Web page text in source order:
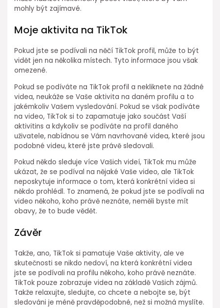
mohly být zajímavé.
Moje aktivita na TikTok
Pokud jste se podívali na něčí TikTok profil, může to být
vidět jen na několika místech. Tyto informace jsou však
omezené.
Pokud se podíváte na TikTok profil a nekliknete na žádné
videa, neukáže se Vaše aktivita na daném profilu a to
jakémkoliv Vašem vysledování. Pokud se však podíváte
na video, TikTok si to zapamatuje jako součást Vaší
aktivitins a kdykoliv se podíváte na profil daného
uživatele, nabídnou se Vám navrhované videa, které jsou
podobné videu, které jste právě sledovali.
Pokud někdo sleduje více Vašich videí, TikTok mu může
ukázat, že se podíval na nějaké Vaše video, ale TikTok
neposkytuje informace o tom, která konkrétní videa si
někdo prohlédl. To znamená, že pokud jste se podívali na
video někoho, koho právě neznáte, neměli byste mít
obavy, že to bude vědět.
Závěr
Takže, ano, TikTok si pamatuje Vaše aktivity, ale ve
skutečnosti se nikdo nedoví, na která konkrétní videa
jste se podívali na profilu někoho, koho právě neznáte.
TikTok pouze zobrazuje videa na základě Vašich zájmů.
Takže relaxujte, sledujte, co chcete a nebojte se, být
sledováni je méně pravděpodobné, než si možná myslíte.